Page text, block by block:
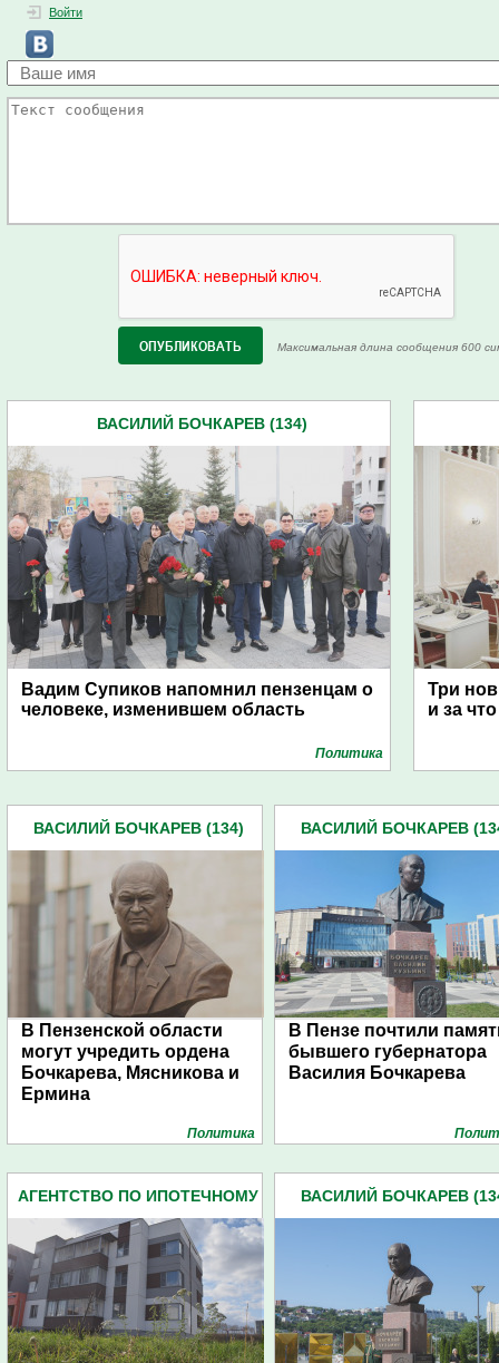
Войти
Максимальная длина сообщения 600
ВАСИЛИЙ БОЧКАРЕВ (134)
Вадим Супиков напомнил пензенцам о
человеке, изменившем область
Политика
Три
и за
ВАСИЛИЙ БОЧКАРЕВ (134)
В Пензенской области
могут учредить ордена
Бочкарева, Мясникова и
Ермина
Политика
ВАСИЛИЙ БОЧКАРЕВ
В Пензе почтили
бывшего губернатора
Василия Бочкарева
АГЕНТСТВО ПО ИПОТЕЧНОМУ
КРЕДИТОВАНИЮ (АИЖК) (17)
ВАСИЛИЙ БОЧКАРЕВ